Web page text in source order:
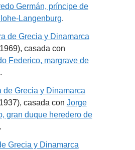
Germán, príncipe de
Langenburg.
de Grecia y Dinamarca
casada con
Federico, margrave de
.
de Grecia y Dinamarca
casada con Jorge
gran duque heredero de
Grecia y Dinamarca